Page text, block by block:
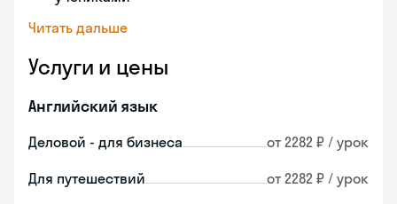
Читать дальше
Услуги и цены
Английский язык
Деловой - для бизнеса от 2282 ₽ / урок
Для путешествий от 2282 ₽ / урок